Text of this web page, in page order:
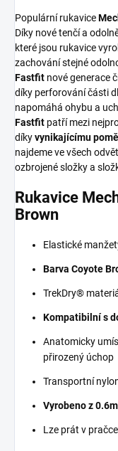
Populární rukavice
Díky nové tenčí a
které jsou rukavice
zachování stejné
Fastfit nové generace
díky perforování části
napomáhá ohybu a
Fastfit patří mezi
díkyvynikajícímu
najdeme ve všech
ozbrojené složky a
Rukavice
Brown
Elastické
Barva Coyote
TrekDry®
Kompatibilní s
Anatomicky
přirozený úchop
Transportní
Vyrobeno z
Lze prát v pračce